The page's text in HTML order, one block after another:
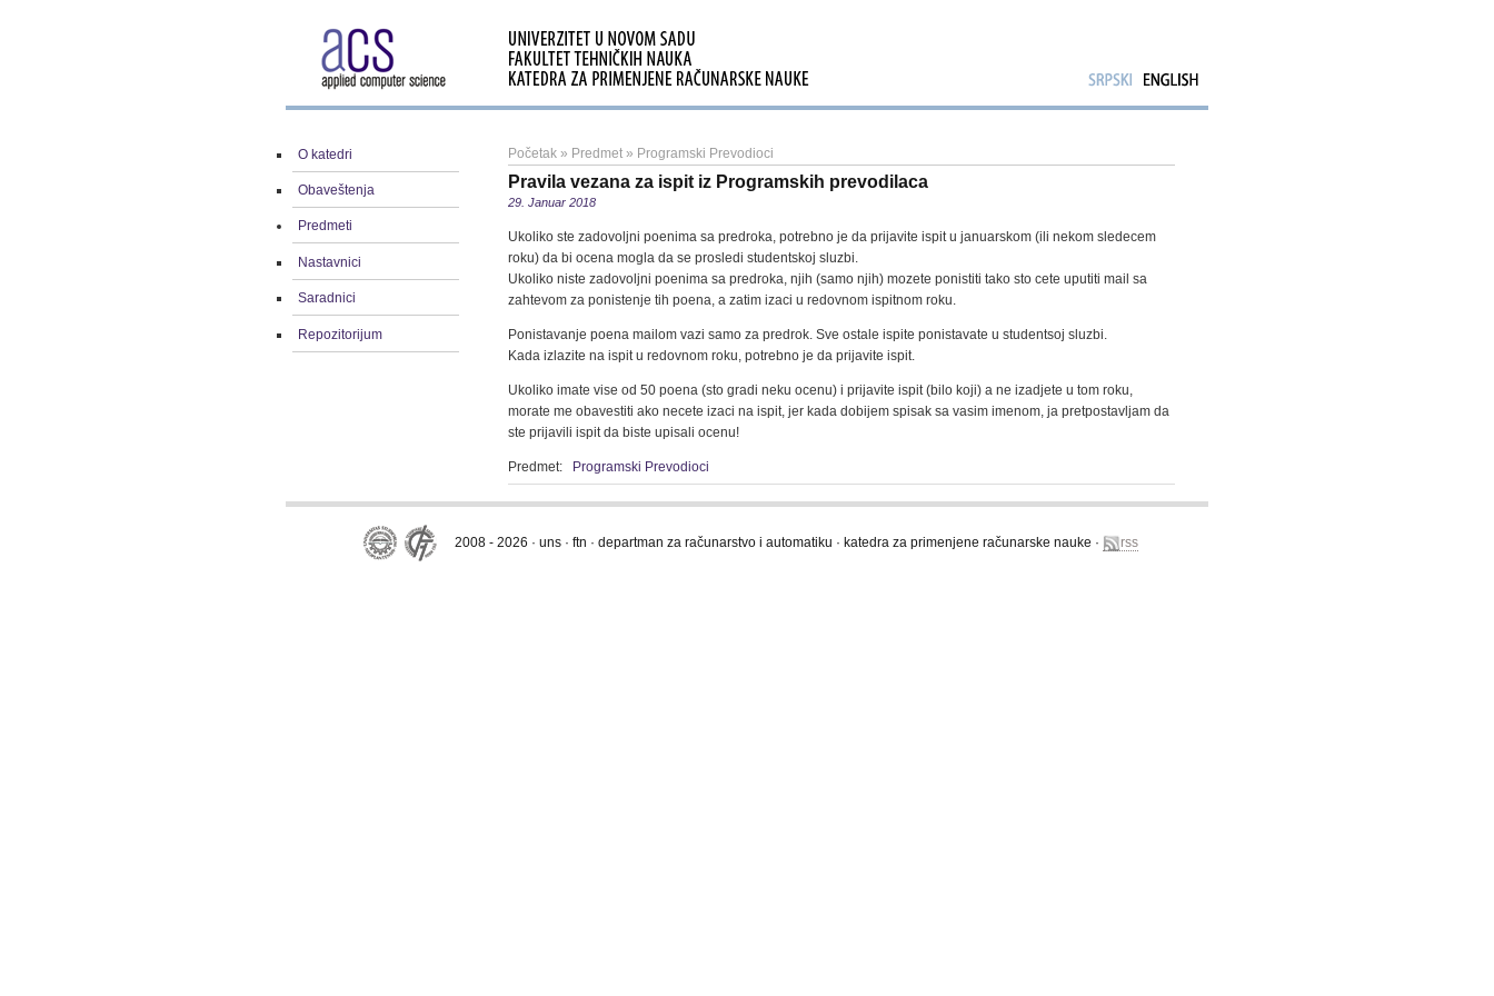
O katedri
Obaveštenja
Predmeti
Nastavnici
Saradnici
Repozitorijum
Početak » Predmet » Programski Prevodioci
Pravila vezana za ispit iz Programskih prevodilaca
29. Januar 2018
Ukoliko ste zadovoljni poenima sa predroka, potrebno je da prijavite ispit u januarskom (ili nekom sledecem
roku) da bi ocena mogla da se prosledi studentskoj sluzbi.
Ukoliko niste zadovoljni poenima sa predroka, njih (samo njih) mozete ponistiti tako sto cete uputiti mail sa
zahtevom za ponistenje tih poena, a zatim izaci u redovnom ispitnom roku.
Ponistavanje poena mailom vazi samo za predrok. Sve ostale ispite ponistavate u studentsoj sluzbi.
Kada izlazite na ispit u redovnom roku, potrebno je da prijavite ispit.
Ukoliko imate vise od 50 poena (sto gradi neku ocenu) i prijavite ispit (bilo koji) a ne izadjete u tom roku,
morate me obavestiti ako necete izaci na ispit, jer kada dobijem spisak sa vasim imenom, ja pretpostavljam da
ste prijavili ispit da biste upisali ocenu!
Predmet: Programski Prevodioci
2008 - 2026 · uns · ftn · departman za računarstvo i automatiku · katedra za primenjene računarske nauke · rss